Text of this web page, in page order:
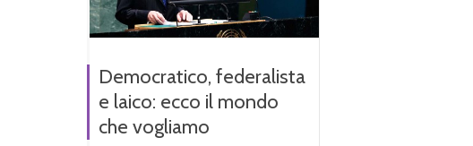
Democratico, federalista
e laico: ecco il mondo
che vogliamo